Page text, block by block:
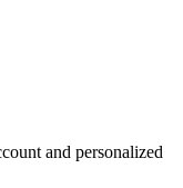
and personalized